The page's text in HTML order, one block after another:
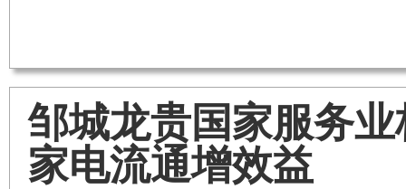
邹城龙贵国家服务
家电流通增效益